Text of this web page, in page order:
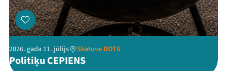
Festivāls
Programma
2026. gada 11. jūlijs Skatuve DOTS
Politiķu CEPIENS